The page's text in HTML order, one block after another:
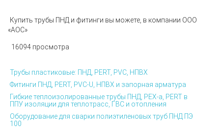
Купить трубы ПНД и фитинги вы можете, в компании ООО
«АОС»
16094 просмотра
Трубы пластиковые: ПНД, PERT, PVC, НПВХ
Фитинги ПНД, PERT, PVC-U, НПВХ и запорная арматура
Гибкие теплоизолированные трубы ПНД, PEX-а, PERT в
ППУ изоляции для теплотрасс, ГВС и отопления
Оборудование для сварки полиэтиленовых труб ПНД ПЭ
100